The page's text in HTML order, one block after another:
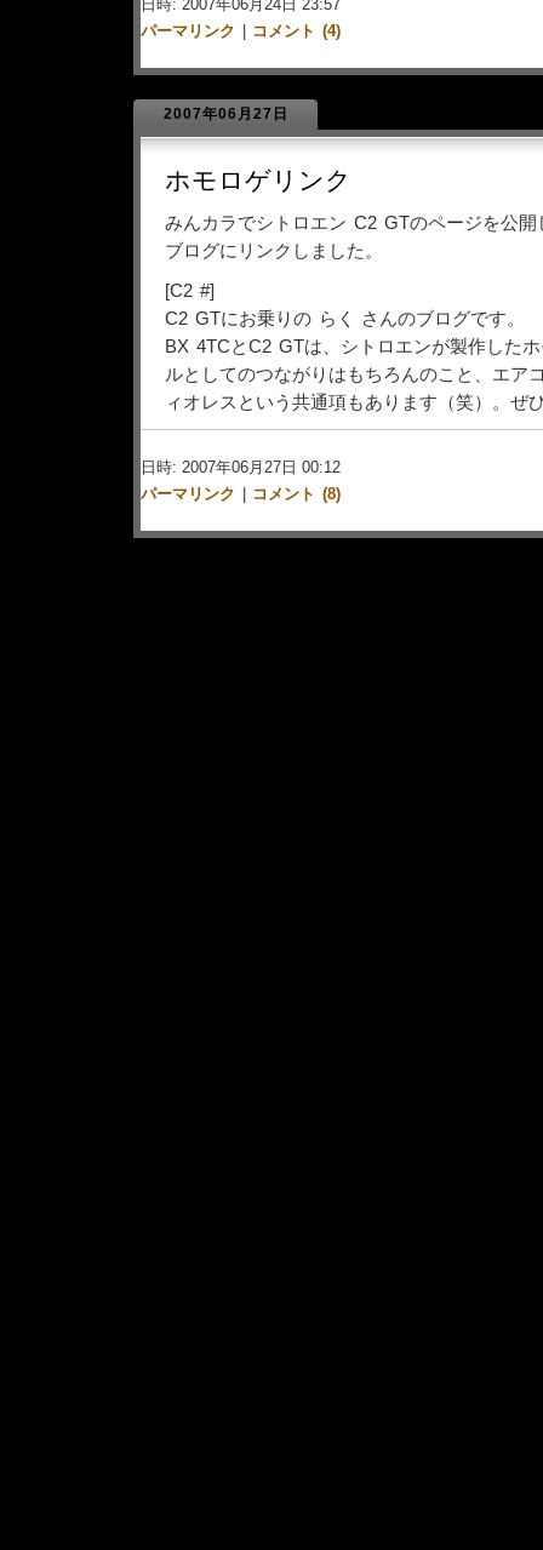
日時: 2007年06月24日 23:57
パーマリンク
コメント (4)
2007年06月27日
ホモロゲリンク
みんカラでシトロエン C2 GTのページを公
ブログにリンクしました。
[C2 #]
C2 GTにお乗りの らく さんのブログです。
BX 4TCとC2 GTは、シトロエンが製作した
ルとしてのつながりはもちろんのこと、エア
ィオレスという共通項もあります（笑）。ぜ
日時: 2007年06月27日 00:12
パーマリンク
コメント (8)